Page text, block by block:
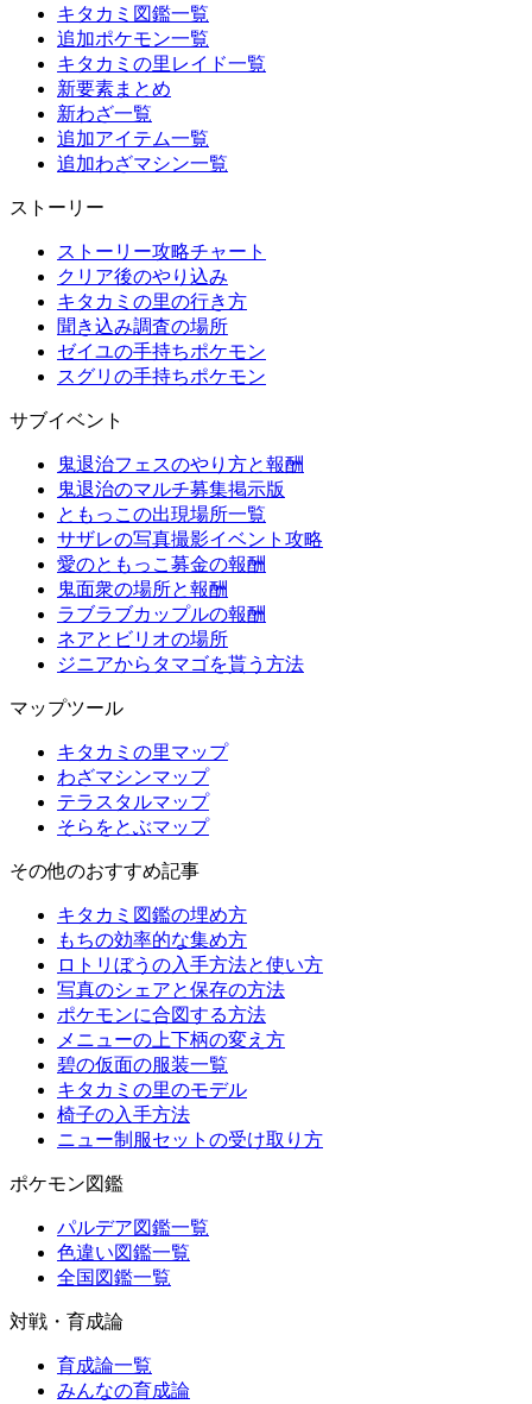
キタカミ図鑑一覧
追加ポケモン一覧
キタカミの里レイド一覧
新要素まとめ
新わざ一覧
追加アイテム一覧
追加わざマシン一覧
ストーリー
ストーリー攻略チャート
クリア後のやり込み
キタカミの里の行き方
聞き込み調査の場所
ゼイユの手持ちポケモン
スグリの手持ちポケモン
サブイベント
鬼退治フェスのやり方と報酬
鬼退治のマルチ募集掲示版
ともっこの出現場所一覧
サザレの写真撮影イベント攻略
愛のともっこ募金の報酬
鬼面衆の場所と報酬
ラブラブカップルの報酬
ネアとビリオの場所
ジニアからタマゴを貰う方法
マップツール
キタカミの里マップ
わざマシンマップ
テラスタルマップ
そらをとぶマップ
その他のおすすめ記事
キタカミ図鑑の埋め方
もちの効率的な集め方
ロトリぼうの入手方法と使い方
写真のシェアと保存の方法
ポケモンに合図する方法
メニューの上下柄の変え方
碧の仮面の服装一覧
キタカミの里のモデル
椅子の入手方法
ニュー制服セットの受け取り方
ポケモン図鑑
パルデア図鑑一覧
色違い図鑑一覧
全国図鑑一覧
対戦・育成論
育成論一覧
みんなの育成論